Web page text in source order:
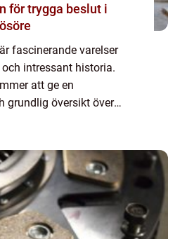
för trygga beslut i
fascinerande varelser
intressant historia.
att ge en
grundlig översikt över